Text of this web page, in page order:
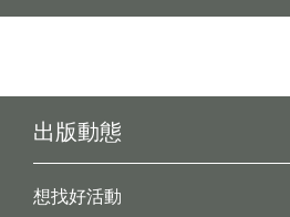
出版動態
想找好活動